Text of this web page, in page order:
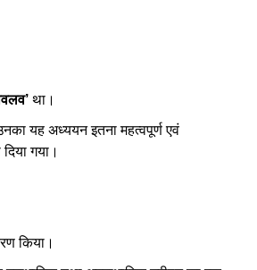
था।
यह अध्ययन इतना महत्वपूर्ण एवं
गया।
किया।